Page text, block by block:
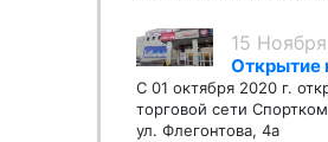
15
Открытие
С 01 октября 2020 г.
торговой сети
ул. Флегонтова, 4а